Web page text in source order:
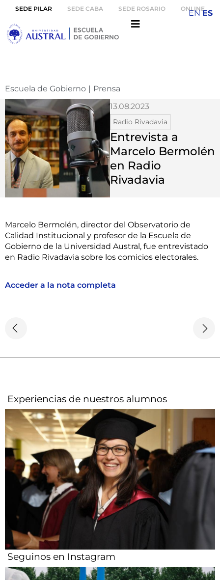
SEDE PILAR SEDE CABA SEDE ROSARIO ONLINE
Escuela de Gobierno | Prensa
13.08.2023
Radio Rivadavia
Entrevista a
Marcelo Bermolén
en Radio
Rivadavia
Marcelo Bermolén, director del Observatorio de
Calidad Institucional y profesor de la Escuela de
Gobierno de la Universidad Austral, fue entrevistado
en Radio Rivadavia sobre los comicios electorales.
Acceder a la nota completa
Experiencias de nuestros alumnos​
Seguinos en Instagram
EN ES